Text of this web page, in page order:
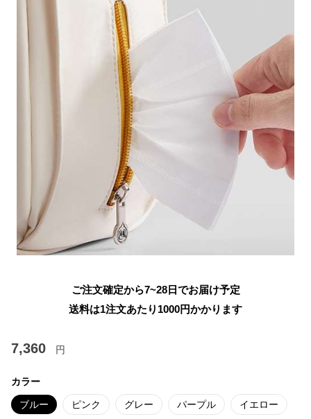
ご注文確定から7~28日でお届け予定
送料は1注文あたり 1000円かかります
7,360 円
カラー
ブルー ピンク グレー パープル イエロー